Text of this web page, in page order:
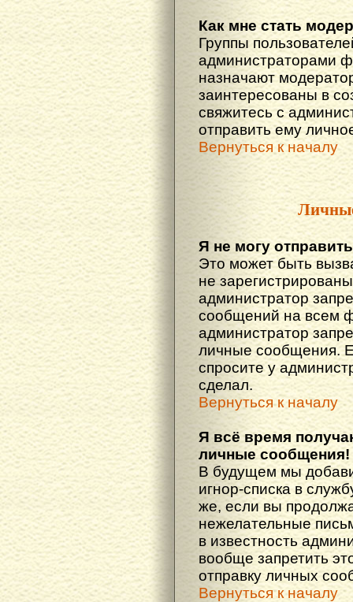
Как мне стать
Группы
администраторами
назначают
заинтересованы в
свяжитесь с
отправить ему
Вернуться к началу
Я не могу
Это может быть
не
администратор
сообщений на всем
администратор
личные сообщения.
спросите у
сделал.
Вернуться к началу
Я всё время
личные сообщения!
В будущем мы
игнор-списка в
же, если вы
нежелательные
в известность
вообще запретить
отправку личных
Вернуться к началу